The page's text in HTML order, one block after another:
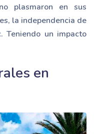
plasmaron en sus
la independencia de
Teniendo un impacto
en